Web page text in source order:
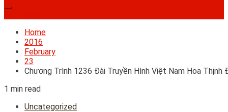
Home
2016
February
23
Chương Trình 1236 Đài Truyền Hình Việt Nam Hoa
1 min read
Uncategorized